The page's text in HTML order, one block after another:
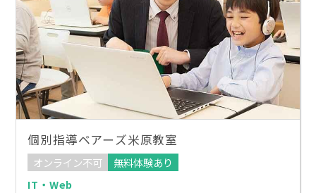
個別指導ベアーズ米原教室
オンライン不可
無料体験あり
IT・Web